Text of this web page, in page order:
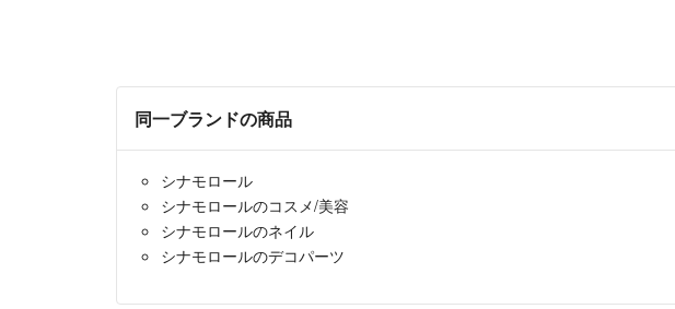
同一ブランドの商品
シナモロール
シナモロールのコスメ/美容
シナモロールのネイル
シナモロールのデコパーツ